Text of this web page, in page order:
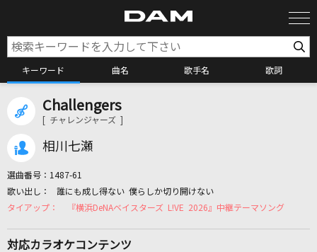
キーワード 曲名 歌手名 歌詞
カラオケリクエスト
Challengers
[ チャレンジャーズ ]
相川七瀬
選曲番号： 1487-61
誰にも成し得ない 僕らしか切り開けない
『横浜DeNAベイスターズ L!VE 2026』中継テーマソング
対応カラオケコンテンツ